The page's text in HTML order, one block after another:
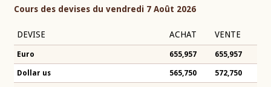
Cours des devises du vendredi 7 Août 2026
DEVISE ACHAT VENTE
Euro 655,957 655,957
Dollar us 565,750 572,750